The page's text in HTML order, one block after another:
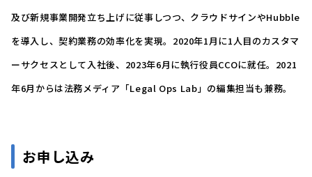
及び新規事業開発立ち上げに従事しつつ、クラウドサインやHubble
を導入し、契約業務の効率化を実現。2020年1月に1人目のカスタマ
ーサクセスとして入社後、2023年6月に執行役員CCOに就任。2021
年6月からは法務メディア「Legal Ops Lab」の編集担当も兼務。
お申し込み